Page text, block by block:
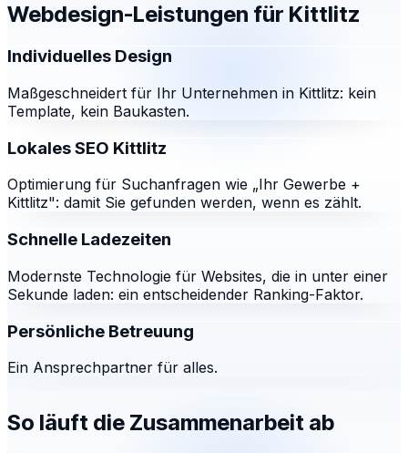
Webdesign-Leistungen für Kittlitz
Individuelles Design
Maßgeschneidert für Ihr Unternehmen in Kittlitz: kein
Template, kein Baukasten.
Lokales SEO Kittlitz
Optimierung für Suchanfragen wie „Ihr Gewerbe +
Kittlitz": damit Sie gefunden werden, wenn es zählt.
Schnelle Ladezeiten
Modernste Technologie für Websites, die in unter einer
Sekunde laden: ein entscheidender Ranking-Faktor.
Persönliche Betreuung
Ein Ansprechpartner für alles.
So läuft die Zusammenarbeit ab